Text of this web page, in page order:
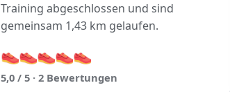
Training abgeschlossen und sind
gemeinsam 1,43 km gelaufen.
👟
👟👟
👟👟
👟👟
👟👟
👟
5,0 / 5 · 2 Bewertungen